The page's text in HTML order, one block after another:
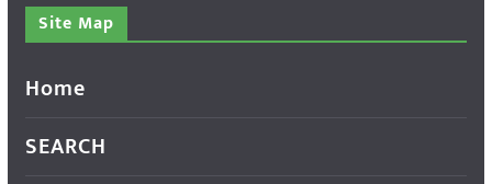
Site Map
Home
SEARCH